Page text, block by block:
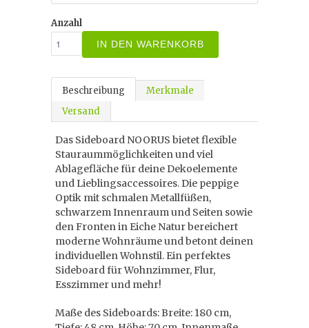
Anzahl
IN DEN WARENKORB
Beschreibung
Merkmale
Versand
Das Sideboard NOORUS bietet flexible
Stauraummöglichkeiten und viel
Ablagefläche für deine Dekoelemente
und Lieblingsaccessoires. Die peppige
Optik mit schmalen Metallfüßen,
schwarzem Innenraum und Seiten sowie
den Fronten in Eiche Natur bereichert
moderne Wohnräume und betont deinen
individuellen Wohnstil. Ein perfektes
Sideboard für Wohnzimmer, Flur,
Esszimmer und mehr!
Maße des Sideboards: Breite: 180 cm,